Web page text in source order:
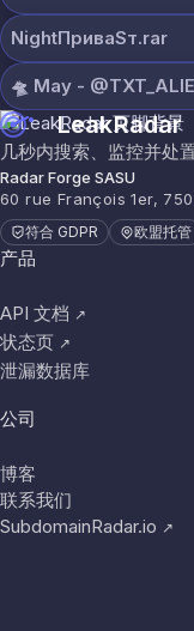
NightПриваSт.rar
🛸 May -
LeakRadar
几秒内搜索、监控并处
Radar Forge SASU
60 rue François 1er,
符合 GDPR 欧盟托管
产品
API 文档 ↗
状态页 ↗
泄漏数据库
公司
博客
联系我们
SubdomainRadar.io ↗